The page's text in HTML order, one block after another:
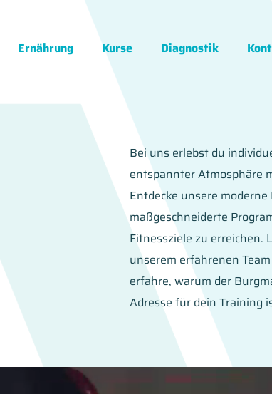
Ernährung Kurse Diagnostik
Bei uns erlebst du
entspannter Atmosphäre
Entdecke unsere
maßgeschneiderte
Fitnessziele zu erreichen.
unserem erfahrenen
erfahre, warum der
Adresse für dein Training